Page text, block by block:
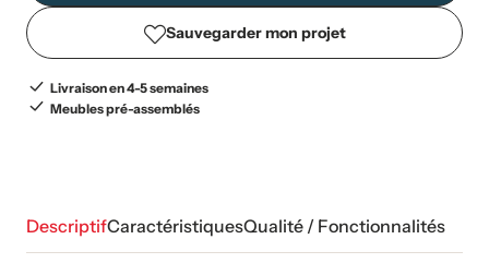
Sauvegarder mon projet
Livraison en 4-5 semaines
Meubles pré-assemblés
DescriptifCaractéristiquesQualité / Fonctionnalités